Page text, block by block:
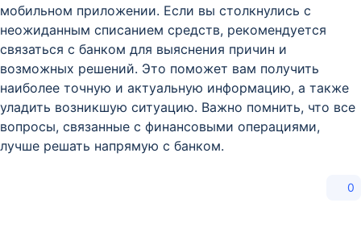
мобильном приложении. Если вы столкнулись с
неожиданным списанием средств, рекомендуется
связаться с банком для выяснения причин и
возможных решений. Это поможет вам получить
наиболее точную и актуальную информацию, а также
уладить возникшую ситуацию. Важно помнить, что все
вопросы, связанные с финансовыми операциями,
лучше решать напрямую с банком.
0